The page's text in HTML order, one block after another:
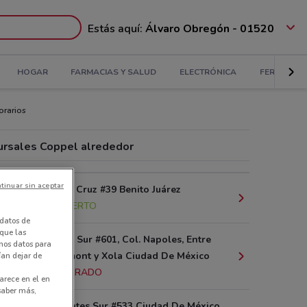
Estás aquí: Álvaro Obregón - 01520
HOGAR FARMACIAS Y SALUD ELECTRÓNICA
Coppel alrededor
Calle Santa Cruz #39 Benito Juárez
ABIERTO
Insurgentes Sur #601, Col. Napoles, Entre
Calles Vermont y Xola Ciudad De México
888 m
CERRADO
de
las
datos para
dejar de
en el en
más,
sin aceptar